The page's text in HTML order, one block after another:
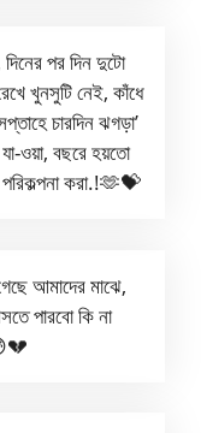
পর দিন দুটো
খুনসুটি নেই, কাঁধে
চারদিন ঝগড়া’
ওয়া, বছরে হয়তো
করা.!🫶💝
আমাদের মাঝে,
পারবো কি না